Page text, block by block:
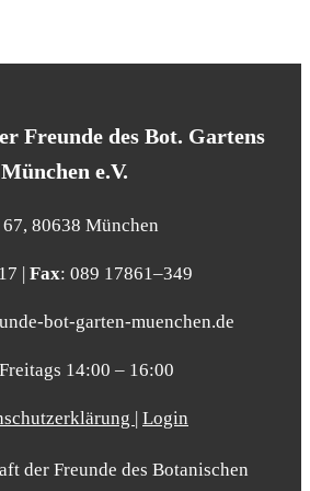
Freun­de des Bot. Gar­tens
Mün­chen e.V.
80638 Mün­chen
| Fax: 089 17861–349
​bot-​garten-​muenchen.​de
14:00 – 16:00
Login
der Freunde des Botanischen